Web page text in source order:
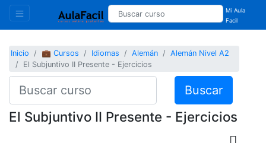
Mi Aula
Facil
Inicio 💼 Cursos Idiomas Alemán
Alemán Nivel A2
El Subjuntivo II Presente - Ejercicios
Buscar
El Subjuntivo II Presente - Ejercicios